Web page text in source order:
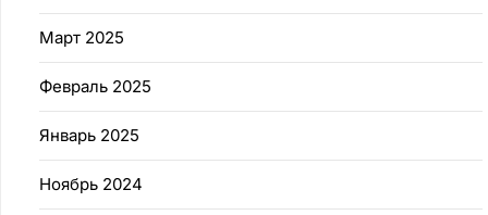
Март 2025
Февраль 2025
Январь 2025
Ноябрь 2024